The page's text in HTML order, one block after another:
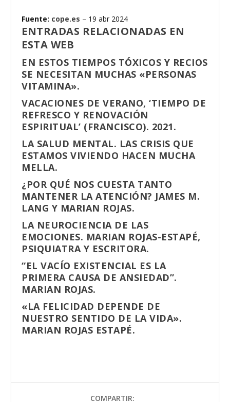
Fuente: cope.es – 19 abr 2024
ENTRADAS RELACIONADAS EN
ESTA WEB
EN ESTOS TIEMPOS TÓXICOS Y RECIOS
SE NECESITAN MUCHAS «PERSONAS
VITAMINA».
VACACIONES DE VERANO, ‘TIEMPO DE
REFRESCO Y RENOVACIÓN
ESPIRITUAL’ (FRANCISCO). 2021.
LA SALUD MENTAL. LAS CRISIS QUE
ESTAMOS VIVIENDO HACEN MUCHA
MELLA.
¿POR QUÉ NOS CUESTA TANTO
MANTENER LA ATENCIÓN? JAMES M.
LANG Y MARIAN ROJAS.
LA NEUROCIENCIA DE LAS
EMOCIONES. MARIAN ROJAS-ESTAPÉ,
PSIQUIATRA Y ESCRITORA.
“EL VACÍO EXISTENCIAL ES LA
PRIMERA CAUSA DE ANSIEDAD”.
MARIAN ROJAS.
«LA FELICIDAD DEPENDE DE
NUESTRO SENTIDO DE LA VIDA».
MARIAN ROJAS ESTAPÉ.
COMPARTIR: